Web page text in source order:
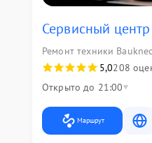
Сервисный
Ремонт техники
5,0208
Открыто до 21:00
Маршрут